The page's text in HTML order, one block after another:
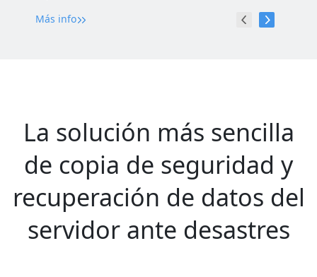
Más info
La solución más sencilla
de copia de seguridad y
recuperación de datos del
servidor ante desastres